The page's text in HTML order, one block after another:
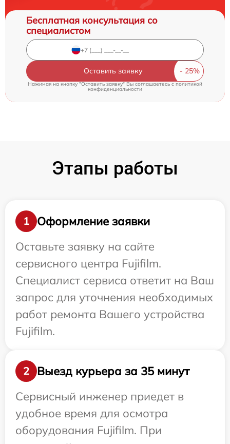
Бесплатная консультация со
специалистом
Оставить заявку
Нажимая на кнопку "Оставить заявку" Вы соглашаетесь c политикой
конфиденциальности
Этапы работы
1
Оформление заявки
Оставьте заявку на сайте
сервисного центра Fujifilm.
Специалист сервиса ответит на Ваш
запрос для уточнения необходимых
работ ремонта Вашего устройства
Fujifilm.
2
Выезд курьера за 35 минут
Сервисный инженер приедет в
удобное время для осмотра
оборудования Fujifilm. При